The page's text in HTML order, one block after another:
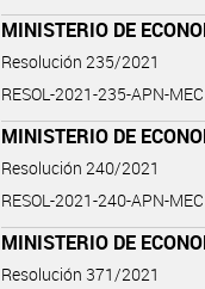
MINISTERIO DE
Resolución 235/2021
RESOL-2021-235-APN-MEC
MINISTERIO DE
Resolución 240/2021
RESOL-2021-240-APN-MEC
MINISTERIO DE
Resolución 371/2021